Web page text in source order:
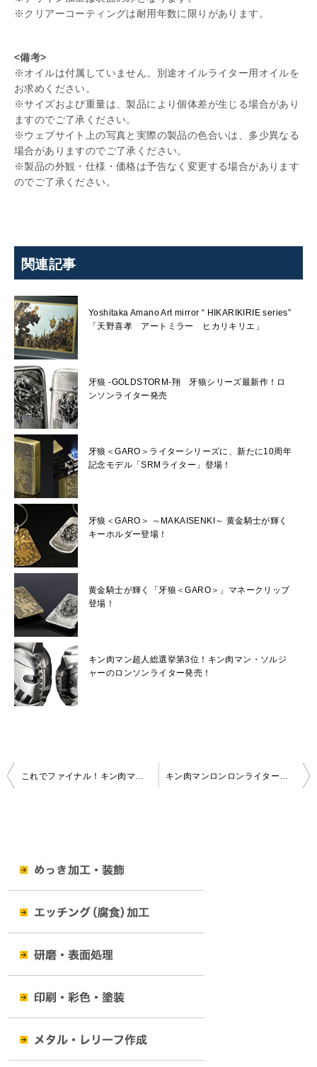
※クリアーコーティングは耐用年数に限りがあります。
<備考>
※オイルは付属していません。別途オイルライター用オイルを
お求めください。
※サイズおよび重量は、製品により個体差が生じる場合があり
ますのでご了承ください。
※ウェブサイト上の写真と実際の製品の色合いは、多少異なる
場合がありますのでご了承ください。
※製品の外観・仕様・価格は予告なく変更する場合があります
のでご了承ください。
関連記事
Yoshitaka Amano Art mirror “ HIKARIKIRIE series”
「天野喜孝 アートミラー ヒカリキリエ」
牙狼 -GOLDSTORM-翔 牙狼シリーズ最新作！ロ
ンソンライター発売
牙狼＜GARO＞ライターシリーズに、新たに10周年
記念モデル「SRMライター」登場！
牙狼＜GARO＞ ～MAKAISENKI～ 黄金騎士が輝く
キーホルダー登場！
黄金騎士が輝く「牙狼＜GARO＞」マネークリップ
登場！
キン肉マン超人総選挙第3位！キン肉マン・ソルジ
ャーのロンソンライター発売！
投
ゲ
ー
シ
ョ
ン
これでファイナル！キン肉マンロンソンライター登場！ キン肉マンロンロンライター・限定29セット発売！金色に輝く超人4体のプレミアムセット！